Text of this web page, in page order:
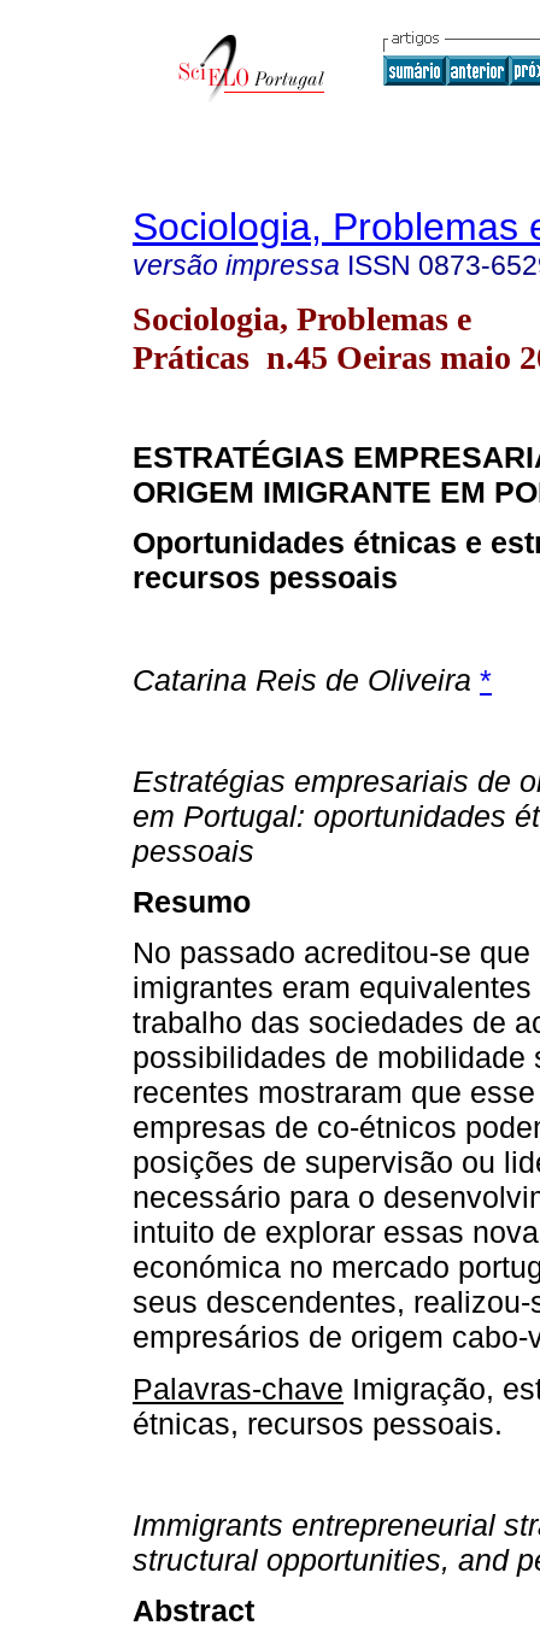
Sociologia, Problemas
versão impressa ISSN 0873-
Sociologia, Problemas e
Práticas n.45 Oeiras maio
ESTRATÉGIAS
ORIGEM IMIGRANTE EM
Oportunidades étnicas e
recursos pessoais
Catarina Reis de Oliveira *
Estratégias empresariais de
em Portugal: oportunidades
pessoais
Resumo
No passado acreditou-se
imigrantes eram
trabalho das sociedades de
possibilidades de
recentes mostraram que
empresas de co-étnicos
posições de supervisão ou
necessário para o
intuito de explorar essas
económica no mercado
seus descendentes,
empresários de origem
Palavras-chave Imigração,
étnicas, recursos pessoais.
Immigrants entrepreneurial
structural opportunities, and
Abstract